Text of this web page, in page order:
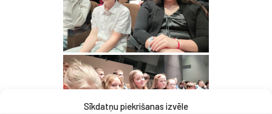
Sīkdatņu piekrišanas izvēle